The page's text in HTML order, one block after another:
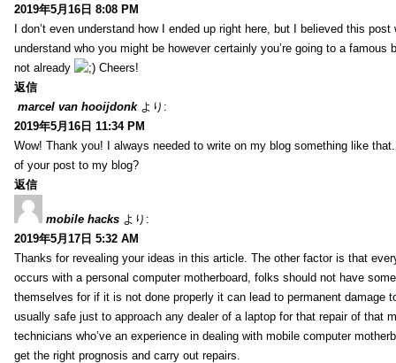
2019年5月16日 8:08 PM
I don’t even understand how I ended up right here, but I believed this post
understand who you might be however certainly you’re going to a famous
not already
Cheers!
返信
marcel van hooijdonk より:
2019年5月16日 11:34 PM
Wow! Thank you! I always needed to write on my blog something like
of your post to my blog?
返信
mobile hacks より:
2019年5月17日 5:32 AM
Thanks for revealing your ideas in this article. The other factor is that
occurs with a personal computer motherboard, folks should not have
themselves for if it is not done properly it can lead to permanent damage
usually safe just to approach any dealer of a laptop for that repair of that
technicians who’ve an experience in dealing with mobile computer
get the right prognosis and carry out repairs.